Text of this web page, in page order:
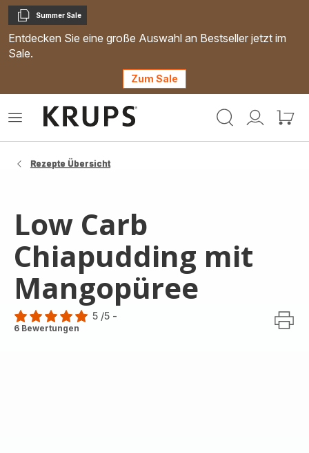
Kopieren
Summer Sale
Entdecken Sie eine große Auswahl an Bestseller jetzt im
Sale.
Zum Sale
Mein
Mein
Das
Rezepte Übersicht
Low Carb
Chiapudding mit
Mangopüree
Bewertung
5 /5 -
6 Bewertungen